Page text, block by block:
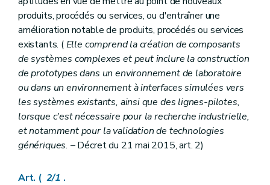
Art. 28
Art. 29
Art. 30
Art. 31
Section 3 (Des subventions portant sur les études de faisabilité
Art. 32
Art. 33
Art. 34
Section 4 Des subventions portant sur les droits de propriété industrielle
Art. 35
Art. 36
Art. 37
Art. 38
Art. 40
produits, procédés ou services, ou d'entraîner une
amélioration notable de produits, procédés ou services
existants. (Elle comprend la création de composants
de systèmes complexes et peut inclure la construction
de prototypes dans un environnement de laboratoire
ou dans un environnement à interfaces simulées vers
les systèmes existants, ainsi que des lignes-pilotes,
lorsque c'est nécessaire pour la recherche industrielle,
et notamment pour la validation de technologies
génériques. – Décret du 21 mai 2015, art. 2)
Art. ( 2/1 .